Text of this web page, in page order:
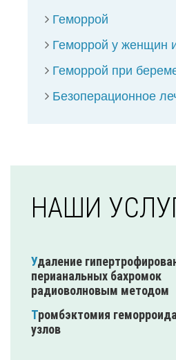
Геморрой
Геморрой у женщин
Геморрой при
Безоперационное
НАШИ
Удаление гипертрофированных
перианальных бахромок
радиоволновым методом
Тромбэктомия геморроидальных
узлов